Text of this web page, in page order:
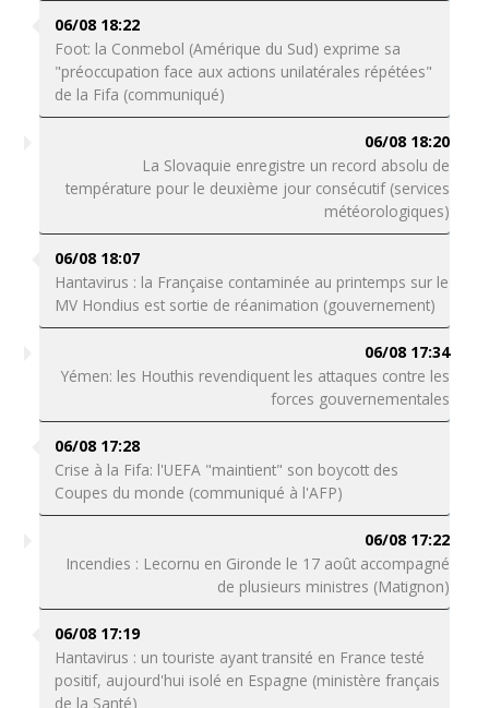
06/08 18:22
Foot: la Conmebol (Amérique du Sud) exprime sa
"préoccupation face aux actions unilatérales répétées"
de la Fifa (communiqué)
06/08 18:20
La Slovaquie enregistre un record absolu de
température pour le deuxième jour consécutif (services
météorologiques)
06/08 18:07
Hantavirus : la Française contaminée au printemps sur le
MV Hondius est sortie de réanimation (gouvernement)
06/08 17:34
Yémen: les Houthis revendiquent les attaques contre les
forces gouvernementales
06/08 17:28
Crise à la Fifa: l'UEFA "maintient" son boycott des
Coupes du monde (communiqué à l'AFP)
06/08 17:22
Incendies : Lecornu en Gironde le 17 août accompagné
de plusieurs ministres (Matignon)
06/08 17:19
Hantavirus : un touriste ayant transité en France testé
positif, aujourd'hui isolé en Espagne (ministère français
de la Santé)